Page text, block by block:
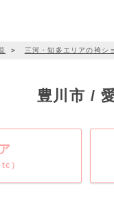
＞ 三河・知多エリアの袴シ
豊川市 /
）